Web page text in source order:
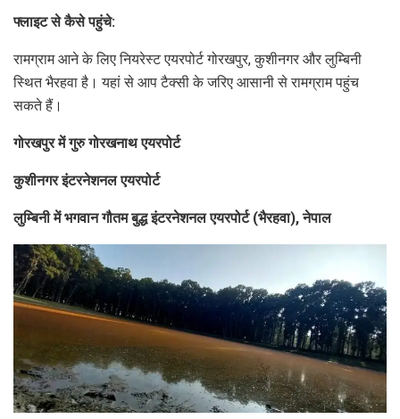
फ्लाइट से कैसे पहुंचे:
रामग्राम आने के लिए नियरेस्ट एयरपोर्ट गोरखपुर, कुशीनगर और लुम्बिनी
स्थित भैरहवा है। यहां से आप टैक्सी के जरिए आसानी से रामग्राम पहुंच
सकते हैं।
गोरखपुर में गुरु गोरखनाथ एयरपोर्ट
कुशीनगर इंटरनेशनल एयरपोर्ट
लुम्बिनी में भगवान गौतम बुद्ध इंटरनेशनल एयरपोर्ट (भैरहवा), नेपाल